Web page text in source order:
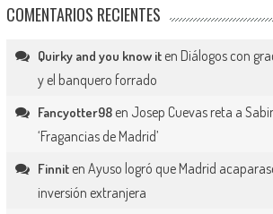
COMENTARIOS RECIENTES
Quirky and you know iten Diálogos con
y el banquero forrado
Fancyotter98en Josep Cuevas reta a
‘Fragancias de Madrid’
Finniten Ayuso logró que Madrid
inversión extranjera